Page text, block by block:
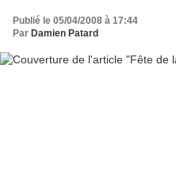
Publié le 05/04/2008 à 17:44
Par Damien Patard